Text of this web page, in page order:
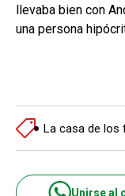
llevaba bien con
una persona
La casa de los
Unirse al